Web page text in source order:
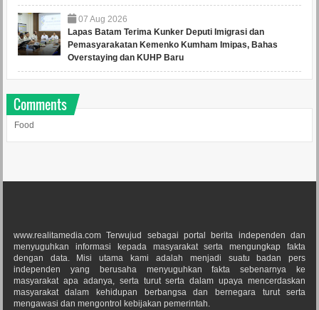
07 Aug 2026
Lapas Batam Terima Kunker Deputi Imigrasi dan
Pemasyarakatan Kemenko Kumham Imipas, Bahas
Overstaying dan KUHP Baru
Comments
Food
www.realitamedia.com Terwujud sebagai portal berita independen dan
menyuguhkan informasi kepada masyarakat serta mengungkap fakta
dengan data. Misi utama kami adalah menjadi suatu badan pers
independen yang berusaha menyuguhkan fakta sebenarnya ke
masyarakat apa adanya, serta turut serta dalam upaya mencerdaskan
masyarakat dalam kehidupan berbangsa dan bernegara turut serta
mengawasi dan mengontrol kebijakan pemerintah.